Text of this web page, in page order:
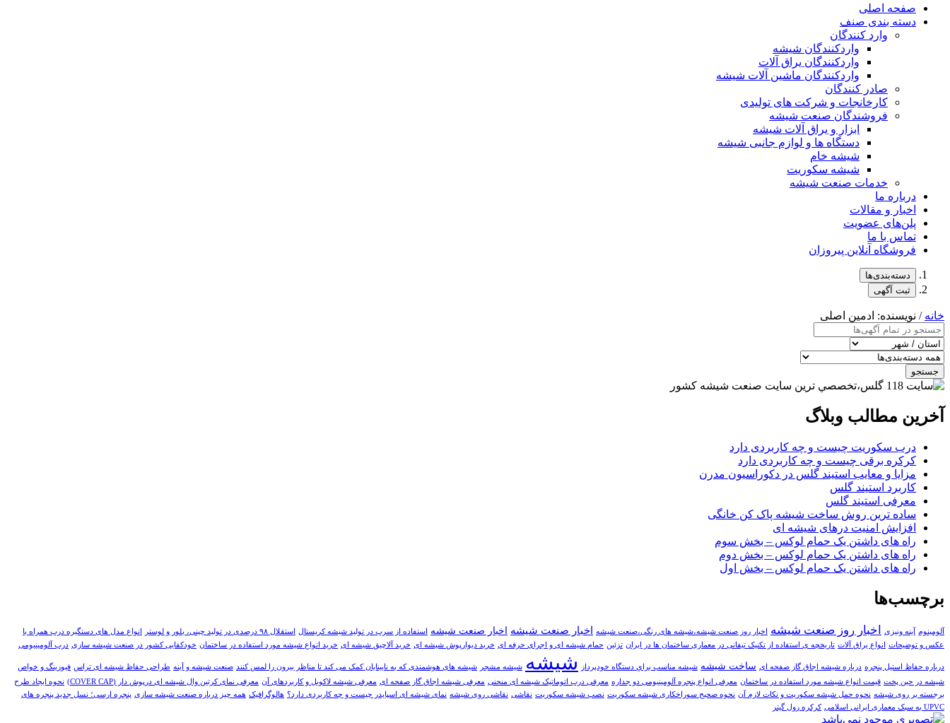
صفحه اصلی
دسته بندی صنف
وارد کنندگان
واردکنندگان شیشه
واردکنندگان یراق آلات
واردکنندگان ماشین آلات شیشه
صادر کنندگان
کارخانجات و شرکت های تولیدی
فروشندگان صنعت شیشه
ابزار و یراق آلات شیشه
دستگاه ها و لوازم جانبی شیشه
شیشه خام
شیشه سکوریت
خدمات صنعت شیشه
درباره ما
اخبار و مقالات
پلن‌های عضویت
تماس با ما
فروشگاه آنلاین پیروزان
دسته‌بندی‌ها
ثبت آگهی
خانه / نویسنده: ادمین اصلی
جستجو
آخرین مطالب وبلاگ
درب سکوریت چیست و چه کاربردی دارد
کرکره برقی چیست و چه کاربردی دارد
مزایا و معایب استیند گلس در دکوراسیون مدرن
کاربرد استیند گلس
معرفی استیند گلس
ساده ترین روش ساخت شیشه پاک کن خانگی
افزایش امنیت درهای شیشه ای
راه های داشتن یک حمام لوکس – بخش سوم
راه های داشتن یک حمام لوکس – بخش دوم
راه های داشتن یک حمام لوکس – بخش اول
برچسب‌ها
آلومینوم آینه ونیزی اخبار روز صنعت شیشه اخبار روز صنعت شیشه،شیشه های رنگی،صنعت شیشه اخبار صنعت شيشه اخبار صنعت شیشه استفاده از سرب در تولید شیشه کریستال استقلال ۹۸ درصدی در تولید چینی، بلور و لوستر
انواع مدل های دستگیره درب همراه با
عکس و توضیحات
انواع یراق آلات تاریخچه ی استفاده از تکنیک تیفانی در معماری ساختمان ها در ایران تزئین حمام شیشه ای و اجرای حرفه ای خريد دیوارپوش شیشه ای خرید آلاچیق شیشه ای خرید انواع شیشه مورد استفاده در ساختمان خودکفایی کشور در صنعت شیشه سازی درب آلومینیومی
درباره حفاظ استیل پنجره درباره شیشه اجاق گاز صفحه ای ساخت شیشه شيشه مناسب براي دستگاه خودپرداز شیشه شیشه مشجر شیشه های هوشمندی که به نابینایان کمک می کند تا مناظر بیرون را لمس کنند صنعت شیشه و آینه طراحی حفاظ شیشه ای تراس فیوزینگ و خواص
شیشه در حین پخت قیمت انواع شیشه مورد استفاده در ساختمان معرفی انواع پنجره آلومینیومی دو جداره معرفی درب اتوماتیک شیشه ای منحنی معرفی شیشه اجاق گاز صفحه ای معرفی شیشه لاکوبل و کاربردهای آن معرفی نمای کرتین وال شیشه ای درپوش دار (COVER CAP)
نحوه ایجاد طرح
برجسته بر روی شیشه نحوه حمل شیشه سکوریت و نکات لازم آن نحوه صحیح سوراخکاری شیشه سکوریت نصب شیشه سکوریت نقاشی نقاشی روی شیشه نمای شیشه ای اسپایدر چیست و چه کاربردی دارد؟ هالوگرافیک همه چیز درباره صنعت شیشه سازی پنجره ارسی؛ نسل جدید پنجره های
UPVC به سبک معماری ایرانی اسلامی
کرکره رول گیتر